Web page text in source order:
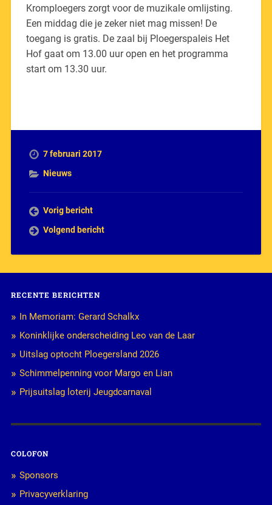
Kromploegers zorgt voor de muzikale omlijsting.
Een middag die je zeker niet mag missen! De
toegang is gratis. De zaal bij Ploegerspaleis Het
Hof gaat om 13.00 uur open en het programma
start om 13.30 uur.
7 februari 2017
Nieuws
Vorig bericht
Volgend bericht
RECENTE BERICHTEN
In Memoriam: Gerard Schalkx
Koninklijke onderscheiding Leo van de Laar
Uitslag optocht Ploegersland 2026
Schimmelpenning voor Margo en Lian
Prijsuitslag loterij Jeugdcarnaval
COLOFON
Sponsors
Privacyverklaring